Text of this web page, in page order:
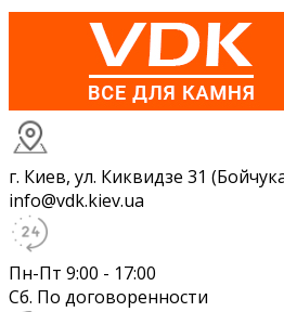
г. Киев, ул. Киквидзе 31
info@vdk.kiev.ua
Пн-Пт 9:00 - 17:00
Сб. По договоренности